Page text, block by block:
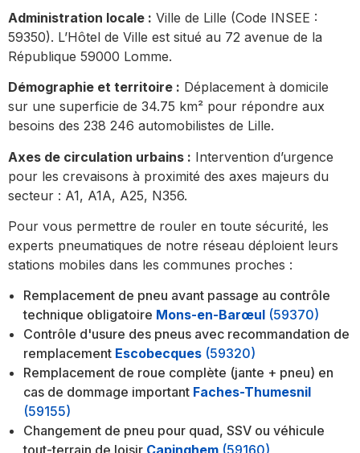
Administration locale : Ville de Lille (Code INSEE :
59350). L’Hôtel de Ville est situé au 72 avenue de la
République 59000 Lomme.
Démographie et territoire : Déplacement à domicile
sur une superficie de 34.75 km² pour répondre aux
besoins des 238 246 automobilistes de Lille.
Axes de circulation urbains : Intervention d’urgence
pour les crevaisons à proximité des axes majeurs du
secteur : A1, A1A, A25, N356.
Pour vous permettre de rouler en toute sécurité, les
experts pneumatiques de notre réseau déploient leurs
stations mobiles dans les communes proches :
Remplacement de pneu avant passage au contrôle
technique obligatoire Mons-en-Barœul (59370)
Contrôle d'usure des pneus avec recommandation de
remplacement Escobecques (59320)
Remplacement de roue complète (jante + pneu) en
cas de dommage important Faches-Thumesnil
(59155)
Changement de pneu pour quad, SSV ou véhicule